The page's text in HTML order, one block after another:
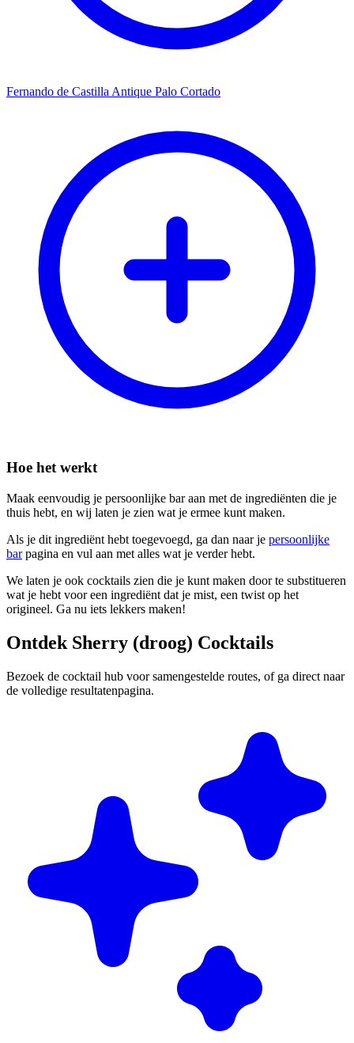
Fernando de Castilla Antique Palo Cortado
Hoe het werkt
Maak eenvoudig je persoonlijke bar aan met de ingrediënten die je
thuis hebt, en wij laten je zien wat je ermee kunt maken.
Als je dit ingrediënt hebt toegevoegd, ga dan naar je persoonlijke
barpagina en vul aan met alles wat je verder hebt.
We laten je ook cocktails zien die je kunt maken door te substitueren
wat je hebt voor een ingrediënt dat je mist, een twist op het
origineel. Ga nu iets lekkers maken!
Ontdek Sherry (droog) Cocktails
Bezoek de cocktail hub voor samengestelde routes, of ga direct naar
de volledige resultatenpagina.